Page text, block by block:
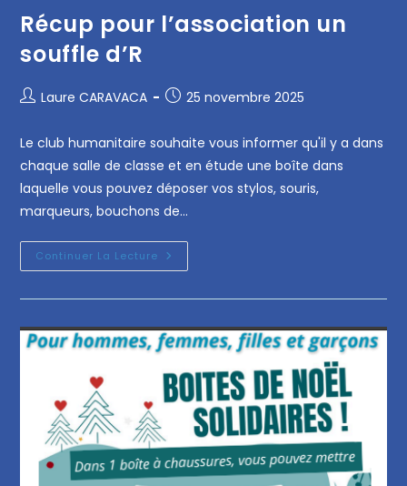
Récup pour l’association un
souffle d’R
Laure CARAVACA 25 novembre 2025
Le club humanitaire souhaite vous informer qu'il y a dans
chaque salle de classe et en étude une boîte dans
laquelle vous pouvez déposer vos stylos, souris,
marqueurs, bouchons de…
Continuer La Lecture